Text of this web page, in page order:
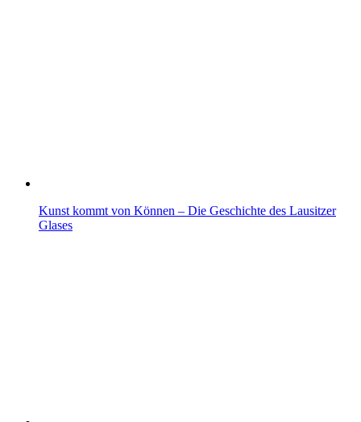
Kunst kommt von Können – Die Geschichte des Lausitzer
Glases